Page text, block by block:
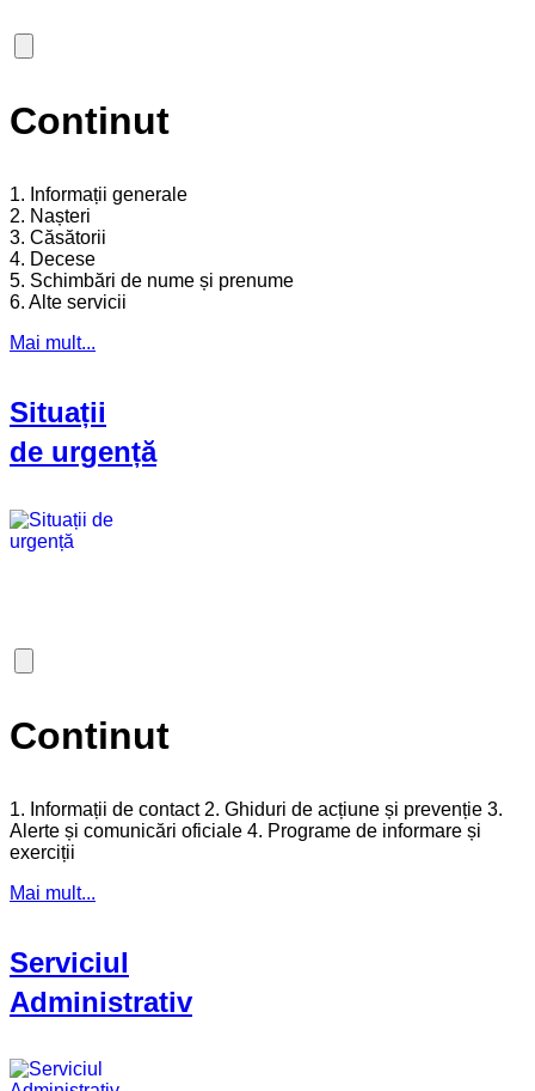
Continut
1. Informații generale
2. Nașteri
3. Căsătorii
4. Decese
5. Schimbări de nume și prenume
6. Alte servicii
Mai mult...
Situații
de urgență
Continut
1. Informații de contact 2. Ghiduri de acțiune și prevenție 3.
Alerte și comunicări oficiale 4. Programe de informare și
exerciții
Mai mult...
Serviciul
Administrativ